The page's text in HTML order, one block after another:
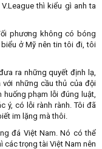
thì kiểu gì anh ta
phương không có bóng
ở Mỹ nên tin tôi đi, tôi
ra những quyết định lạ,
những cầu thủ của đội
phạm lỗi đúng luật,
ý, có lỗi rành rành. Tôi đã
im lặng mà thôi.
đá Việt Nam. Nó có thể
các trọng tài Việt Nam nên